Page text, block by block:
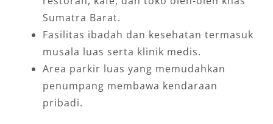
Sumatra Barat.
Fasilitas ibadah dan kesehatan termasuk
musala luas serta klinik medis.
Area parkir luas yang memudahkan
penumpang membawa kendaraan
pribadi.